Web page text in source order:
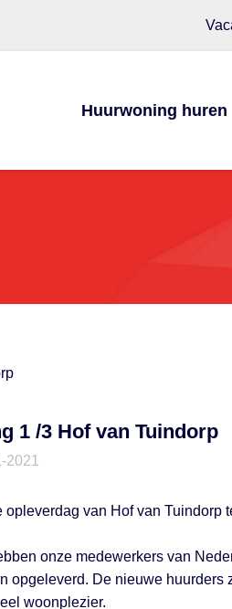
Huurwoning huren
1 /3 Hof van Tuindorp
2021
opleverdag van Hof van Tuindorp
onze medewerkers van
opgeleverd. De nieuwe
woonplezier.